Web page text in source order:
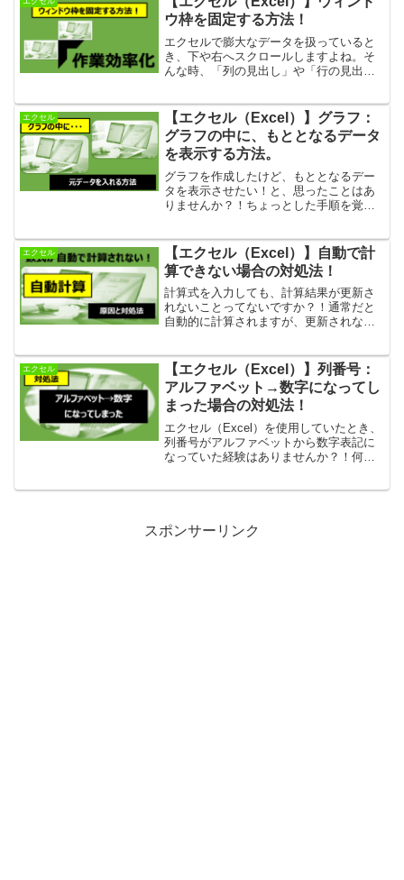
数 10選』を紹介します。もち...
ウ枠を固定する方法！
エクセルで膨大なデータを扱っていると
き、下や右へスクロールしますよね。そ
んな時、「列の見出し」や「行の見出
るのが、「ウィンドウ枠の固定」です。
今回はとっても簡単！ 「ウ...
エクセル
【エクセル（Excel）】グラフ：
グラフの中に、もととなるデータ
を表示する方法。
グラフを作成したけど、もととなるデー
タを表示させたい！と、思ったことはあ
りませんか？！ちょっとした手順を覚え
することができる『グラフ』。今回は、
もととなるデータを表示す...
エクセル
【エクセル（Excel）】自動で計
算できない場合の対処法！
計算式を入力しても、計算結果が更新さ
れないことってないですか？！通常だと
自動的に計算されますが、更新されない
す。特に膨大なデータの数式が入ってい
るとき、更新に時間を要す...
エクセル
【エクセル（Excel）】列番号：
アルファベット→数字になってし
まった場合の対処法！
エクセル（Excel）を使用していたとき、
列番号がアルファベットから数字表記に
なっていた経験はありませんか？！何ご
スポンサーリンク